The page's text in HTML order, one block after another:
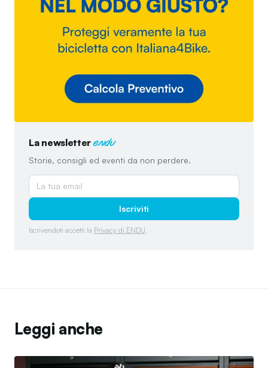
La newsletter endu
Storie, consigli ed eventi da non perdere.
Iscriviti
Iscrivendoti accetti la Privacy di ENDU.
Leggi anche